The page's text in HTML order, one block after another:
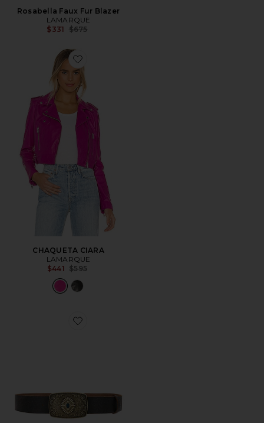
Rosabella Faux Fur Blazer
LAMARQUE
$331 Previous price:
$675
Favorite CHAQUETA CIARA
CHAQUETA CIARA
LAMARQUE
$441 Previous price:
$595
Favorite CINTURÓN METAL BUCKLE LEATHER